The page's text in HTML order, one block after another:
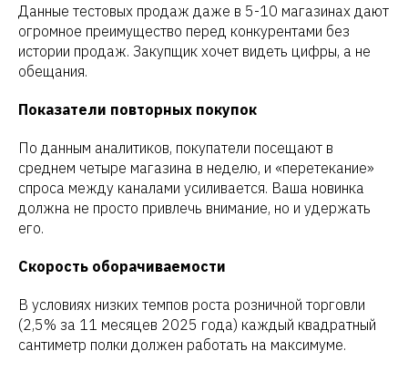
Данные тестовых продаж даже в 5-10 магазинах дают
огромное преимущество перед конкурентами без
истории продаж. Закупщик хочет видеть цифры, а не
обещания.
Показатели повторных покупок
По данным аналитиков, покупатели посещают в
среднем четыре магазина в неделю, и «перетекание»
спроса между каналами усиливается. Ваша новинка
должна не просто привлечь внимание, но и удержать
его.
Скорость оборачиваемости
В условиях низких темпов роста розничной торговли
(2,5% за 11 месяцев 2025 года) каждый квадратный
сантиметр полки должен работать на максимуме.